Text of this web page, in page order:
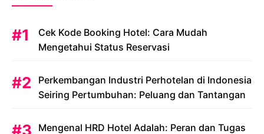
Cek Kode Booking Hotel: Cara Mudah
Mengetahui Status Reservasi
Perkembangan Industri Perhotelan di Indonesia
Seiring Pertumbuhan: Peluang dan Tantangan
Mengenal HRD Hotel Adalah: Peran dan Tugas